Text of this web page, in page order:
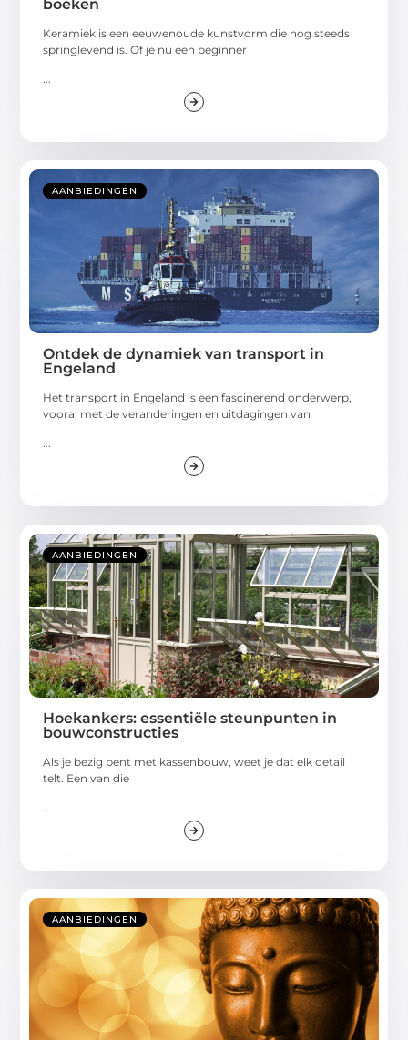
boeken
Keramiek is een eeuwenoude kunstvorm die nog steeds
springlevend is. Of je nu een beginner
...
AANBIEDINGEN
Ontdek de dynamiek van transport in
Engeland
Het transport in Engeland is een fascinerend onderwerp,
vooral met de veranderingen en uitdagingen van
...
AANBIEDINGEN
Hoekankers: essentiële steunpunten in
bouwconstructies
Als je bezig bent met kassenbouw, weet je dat elk detail
telt. Een van die
...
AANBIEDINGEN